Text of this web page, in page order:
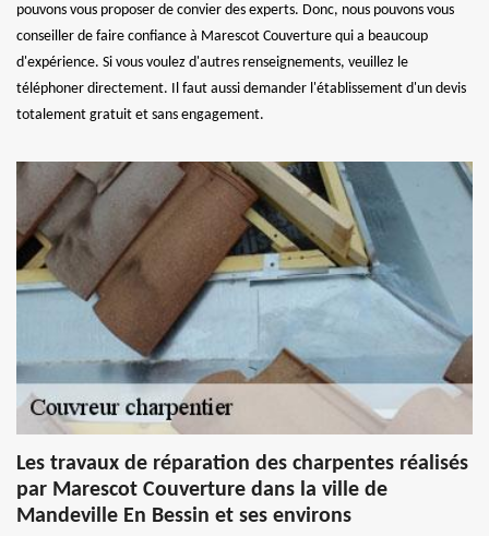
pouvons vous proposer de convier des experts. Donc, nous pouvons vous
conseiller de faire confiance à Marescot Couverture qui a beaucoup
d'expérience. Si vous voulez d'autres renseignements, veuillez le
téléphoner directement. Il faut aussi demander l'établissement d'un devis
totalement gratuit et sans engagement.
Les travaux de réparation des charpentes réalisés
par Marescot Couverture dans la ville de
Mandeville En Bessin et ses environs